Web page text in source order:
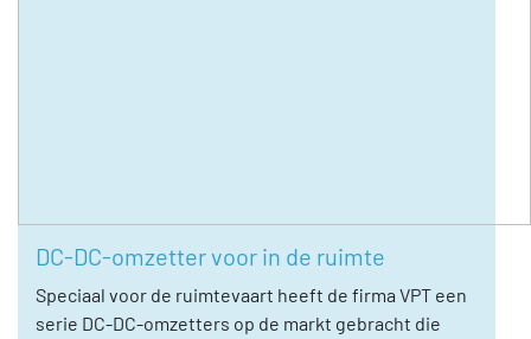
DC-DC-omzetter voor in de ruimte
Speciaal voor de ruimtevaart heeft de firma VPT een
serie DC-DC-omzetters op de markt gebracht die